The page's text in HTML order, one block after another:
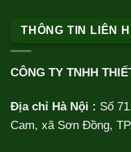
THÔNG TIN LIÊN
CÔNG TY TNHH
Địa chỉ Hà Nội : Số
Cam, xã Sơn Đồng,